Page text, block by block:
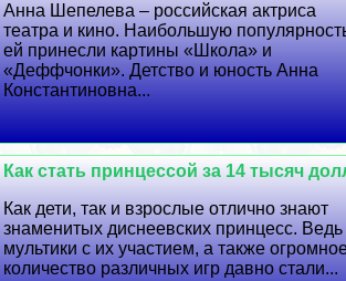
Анна Шепелева – российская актриса
театра и кино. Наибольшую
ей принесли картины «Школа» и
«Деффчонки». Детство и юность Анна
Константиновна...
Как стать принцессой за 14 тысяч
Как дети, так и взрослые отлично знают
знаменитых диснеевских принцесс. Ведь
мультики с их участием, а также
количество различных игр давно стали...